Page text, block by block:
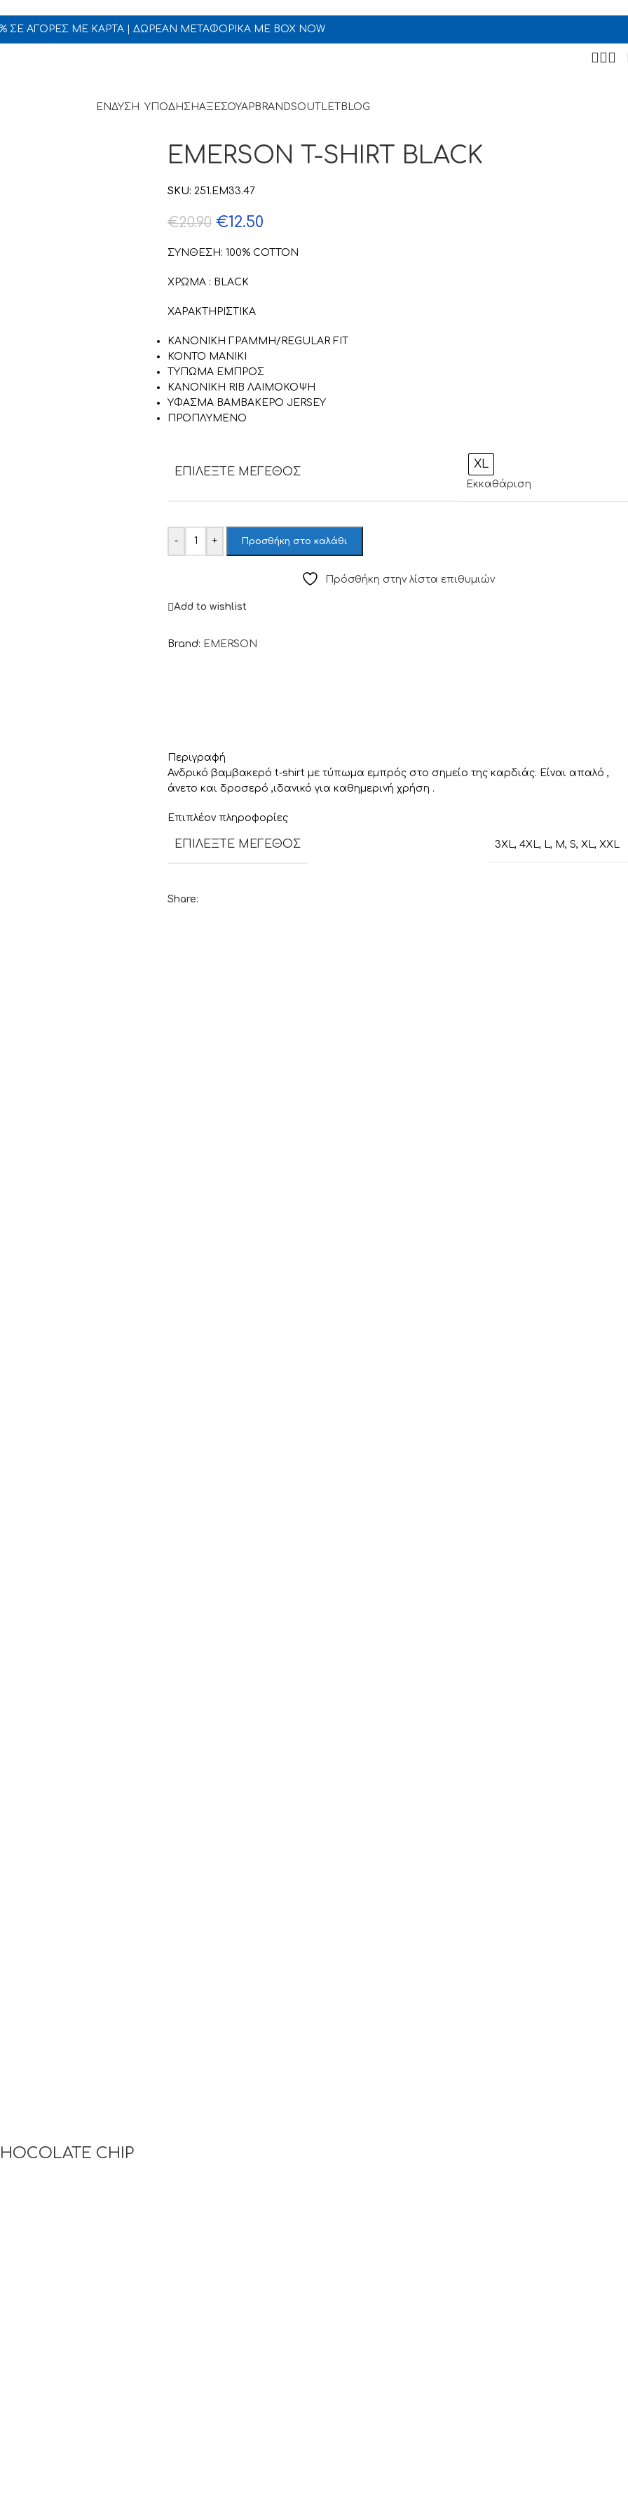
ΣΕ ΑΓΟΡΕΣ ΜΕ ΚΑΡΤΑ | ΔΩΡΕΑΝ ΜΕΤΑΦΟΡΙΚΑ ΜΕ BOX NOW
ΕΝΔΥΣΗ ΥΠΟΔΗΣΗΑΞΕΣΟΥΑΡ BRANDSOUTLET BLOG
EMERSON T-SHIRT BLACK
SKU: 251.EM33.47
€20.90 €12.50
ΣΥΝΘΕΣΗ: 100% COTTON
ΧΡΩΜΑ : BLACK
ΧΑΡΑΚΤΗΡΙΣΤΙΚΑ
ΚΑΝΟΝΙΚΗ ΓΡΑΜΜΗ/REGULAR FIT
ΚΟΝΤΟ ΜΑΝΙΚΙ
ΤΥΠΩΜΑ ΕΜΠΡΟΣ
ΚΑΝΟΝΙΚΗ RIB ΛΑΙΜΟΚΟΨΗ
ΥΦΑΣΜΑ ΒΑΜΒΑΚΕΡΟ JERSEY
ΠΡΟΠΛΥΜΕΝΟ
ΕΠΙΛΈΞΤΕ ΜΈΓΕΘΟΣ
XL
Εκκαθάριση
- + Προσθήκη στο καλάθι
Πρόσθήκη στην λίστα επιθυμιών
Add to wishlist
Brand: EMERSON
Περιγραφή
Ανδρικό βαμβακερό t-shirt με τύπωμα εμπρός στο σημείο της καρδιάς. Είναι απαλό ,
άνετο και δροσερό ,ιδανικό για καθημερινή χρήση .
Επιπλέον πληροφορίες
ΕΠΙΛΈΞΤΕ ΜΈΓΕΘΟΣ 3XL, 4XL, L, M, S, XL, XXL
Share:
CHIP